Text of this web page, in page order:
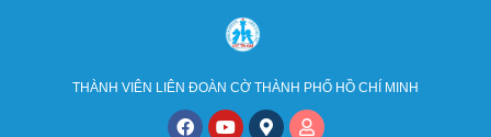
THÀNH VIÊN LIÊN ĐOÀN CỜ THÀNH PHỐ HỒ CHÍ MINH